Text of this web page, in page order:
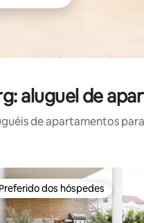
aluguel de
de apartamentos
Preferido dos hóspedes
Preferido dos hóspedes